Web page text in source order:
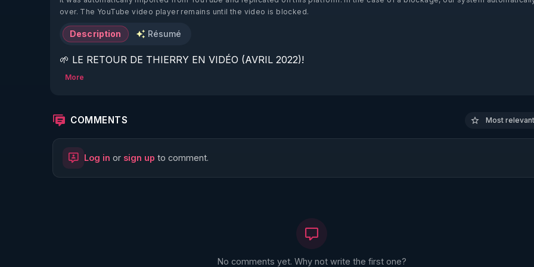
over. The YouTube video player remains until the video is blocked.
Description Résumé
🌱 LE RETOUR DE THIERRY EN VIDÉO (AVRIL 2022)!
🌱 LE MAGAZINE RÉGÉNÈRE
http://rgnr.li/ymag
More
COMMENTS Most
Log in or sign up to comment.
No comments yet. Why not write the first one?